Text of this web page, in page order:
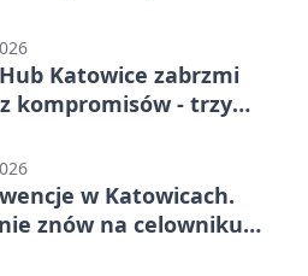
Katowice zabrzmi
kompromisów - trzy
w Katowicach.
znów na celowniku